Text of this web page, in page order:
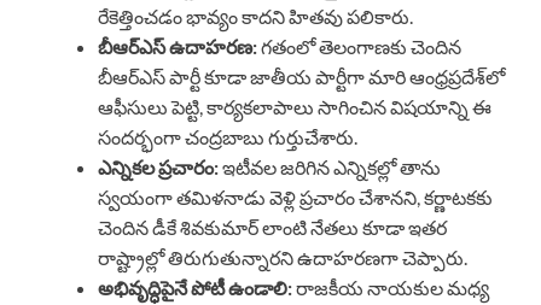
రేకెత్తించడం భావ్యం కాదని హితవు పలికారు.
బీఆర్ఎస్ ఉదాహరణ:గతంలో తెలంగాణకు చెందిన
బీఆర్ఎస్ పార్టీ కూడా జాతీయ పార్టీగా మారి ఆంధ్రప్రదేశ్‌లో
ఆఫీసులు పెట్టి, కార్యకలాపాలు సాగించిన విషయాన్ని ఈ
సందర్భంగా చంద్రబాబు గుర్తుచేశారు.
ఎన్నికల ప్రచారం:ఇటీవల జరిగిన ఎన్నికల్లో తాను
స్వయంగా తమిళనాడు వెళ్లి ప్రచారం చేశానని, కర్ణాటకకు
చెందిన డీకే శివకుమార్ లాంటి నేతలు కూడా ఇతర
రాష్ట్రాల్లో తిరుగుతున్నారని ఉదాహరణగా చెప్పారు.
అభివృద్ధిపైనే పోటీ ఉండాలి:రాజకీయ నాయకుల మధ్య